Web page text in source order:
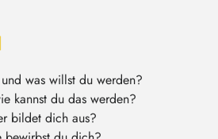
was willst du werden?
kannst du das werden?
bildet dich aus?